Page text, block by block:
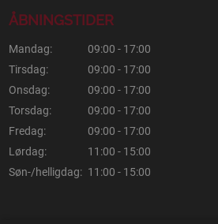
ÅBNINGSTIDER
Mandag:
09:00 - 17:00
Tirsdag:
09:00 - 17:00
Onsdag:
09:00 - 17:00
Torsdag:
09:00 - 17:00
Fredag:
09:00 - 17:00
Lørdag:
11:00 - 15:00
Søn-/helligdag: 11:00 - 15:00